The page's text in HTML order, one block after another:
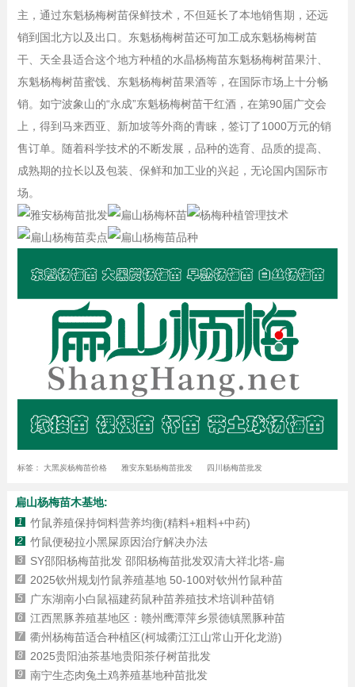
主，通过东魁杨梅树苗保鲜技术，不但延长了本地销售期，还远
销到国北方以及出口。东魁杨梅树苗还可加工成东魁杨梅树苗
干、天全县适合这个地方种植的水晶杨梅苗东魁杨梅树苗果汁、
东魁杨梅树苗蜜饯、东魁杨梅树苗果酒等，在国际市场上十分畅
销。如宁波象山的“永成”东魁杨梅树苗干红酒，在第90届广交会
上，得到马来西亚、新加坡等外商的青睐，签订了1000万元的销
售订单。随着科学技术的不断发展，品种的选育、品质的提高、
成熟期的拉长以及包装、保鲜和加工业的兴起，无论国内国际市
场。
标签： 大黑炭杨梅苗价格 雅安东魁杨梅苗批发 四川杨梅苗批发
扁山杨梅苗木基地:
1 竹鼠养殖保持饲料营养均衡(精料+粗料+中药)
2 竹鼠便秘拉小黑屎原因治疗解决办法
3 SY邵阳杨梅苗批发 邵阳杨梅苗批发双清大祥北塔-扁
4 2025钦州规划竹鼠养殖基地 50-100对钦州竹鼠种苗
5 ​广东湖南小白鼠福建药鼠种苗养殖技术培训种苗销
6 江西黑豚养殖基地区：赣州鹰潭萍乡景德镇黑豚种苗
7 衢州杨梅苗适合种植区(柯城衢江江山常山开化龙游)
8 2025贵阳油茶基地贵阳茶仔树苗批发
9 南宁生态肉兔土鸡养殖基地种苗批发